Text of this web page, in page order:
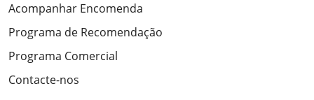
Acompanhar Encomenda
Programa de Recomendação
Programa Comercial
Contacte-nos